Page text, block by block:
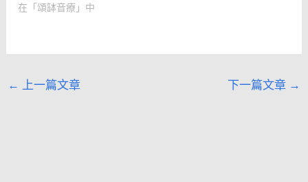
在「頌缽音療」中
← 上一篇文章 下一篇文章 →